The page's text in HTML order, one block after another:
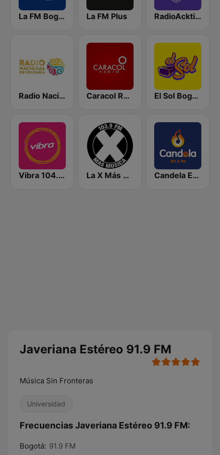
La FM Bogotá La FM Plus RadioAcktiva Bogotá
Radio Nacional de Colombia Bogotá 95.9 FM Caracol Radio Medellín El Sol Bogotá
Vibra 104.9 FM La X Más Música 103.9 FM Candela Estereo 101.9 FM
Javeriana Estéreo 91.9 FM
Música Sin Fronteras
Universidad
Frecuencias Javeriana Estéreo 91.9 FM:
Bogotá: 91.9 FM